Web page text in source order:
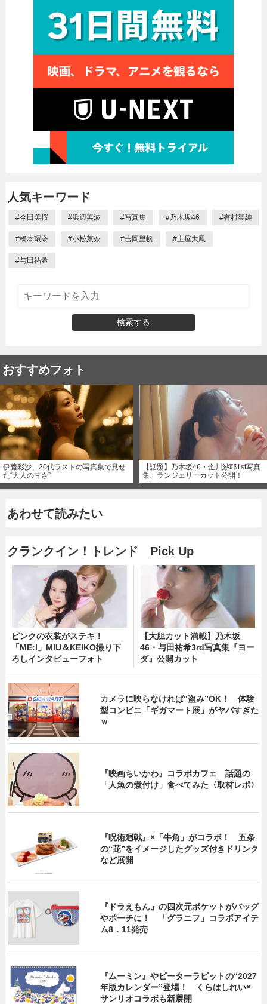
人気キーワード
#今田美桜 #浜辺美波 #写真集 #乃木坂46 #有村架純
#橋本環奈 #小松菜奈 #吉岡里帆 #土屋太鳳
#与田祐希
検索する
おすすめフォト
伊藤彩沙、20代ラストの写真集で見せ
た“大人の甘さ”
【話題】乃木坂46・金川紗耶1st写真
集、ランジェリーカット公開！
あわせて読みたい
クランクイン！トレンド Pick Up
ピンクの衣装がステキ！
「ME:I」MIU＆KEIKO撮り下
ろしインタビューフォト
【大胆カット満載】乃木坂
46・与田祐希3rd写真集『ヨー
ダ』公開カット
カメラに映らなければ“盗み”OK！ 体験
型コンビニ「ギガマート展」がヤバすぎた
ｗ
『映画ちいかわ』コラボカフェ 話題の
「人魚の煮付け」食べてみた〈取材レポ〉
『呪術廻戦』×「牛角」がコラボ！ 五条
の“茈”をイメージしたグッズ付きドリンク
など展開
『ドラえもん』の四次元ポケットがバッグ
やポーチに！ 「グラニフ」コラボアイテ
ム8．11発売
『ムーミン』やピーターラビットの“2027
年版カレンダー”登場！ くらはしれい×
サンリオコラボも新展開